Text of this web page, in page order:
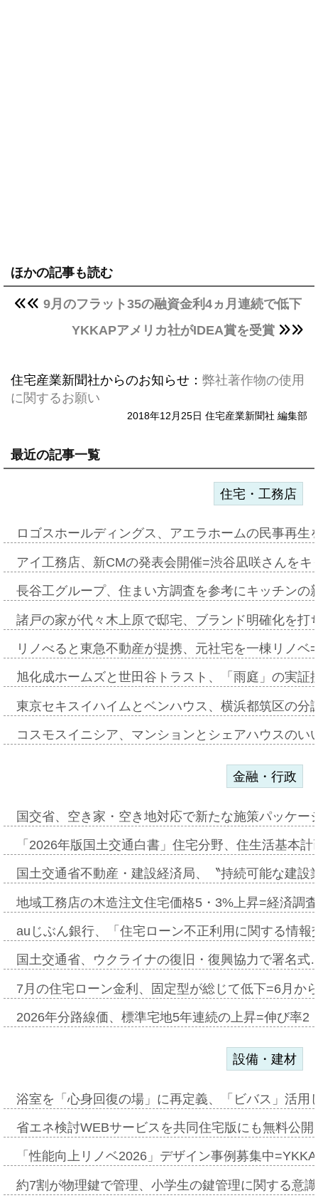
ほかの記事も読む
9月のフラット35の融資金利4ヵ月連続で低下
YKKAPアメリカ社がIDEA賞を受賞
住宅産業新聞社からのお知らせ： 弊社著作物の使用
に関するお願い
2018年12月25日 住宅産業新聞社 編集部
最近の記事一覧
住宅・工務店
ロゴスホールディングス、アエラホームの民事再
アイ工務店、新CMの発表会開催=渋谷凪咲さんを
長谷工グループ、住まい方調査を参考にキッチン
諸戸の家が代々木上原で邸宅、ブランド明確化を
リノべると東急不動産が提携、元社宅を一棟リノ
旭化成ホームズと世田谷トラスト、「雨庭」の実
東京セキスイハイムとベンハウス、横浜都筑区の
コスモスイニシア、マンションとシェアハウスの
金融・行政
国交省、空き家・空き地対応で新たな施策パッケ
「2026年版国土交通白書」住宅分野、住生活基本
国土交通省不動産・建設経済局、〝持続可能な建
地域工務店の木造注文住宅価格5・3%上昇=経済調
auじぶん銀行、「住宅ローン不正利用に関する情
国土交通省、ウクライナの復旧・復興協力で署名
7月の住宅ローン金利、固定型が総じて低下=6月か
2026年分路線価、標準宅地5年連続の上昇=伸び率
設備・建材
浴室を「心身回復の場」に再定義、「ビバス」活
省エネ検討WEBサービスを共同住宅版にも無料公
「性能向上リノベ2026」デザイン事例募集中
約7割が物理鍵で管理、小学生の鍵管理に関する意